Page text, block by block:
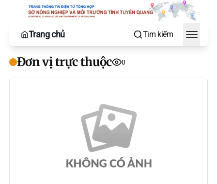
Trang chủ Tìm kiếm
Toggle
Đơn vị trực thuộc 0